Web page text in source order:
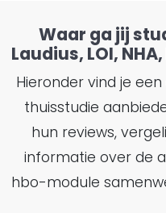
Waar ga jij
Laudius, LOI,
Hieronder vind je
thuisstudie
hun reviews,
informatie over de
hbo-module